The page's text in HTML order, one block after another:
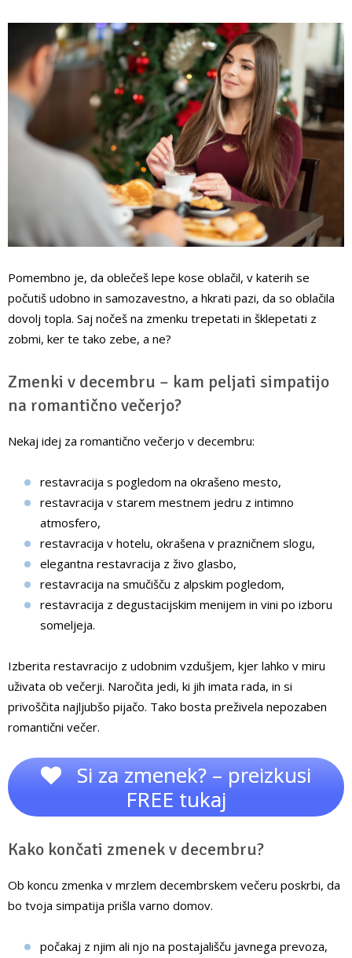
Pomembno je, da oblečeš lepe kose oblačil, v katerih se
počutiš udobno in samozavestno, a hkrati pazi, da so oblačila
dovolj topla. Saj nočeš na zmenku trepetati in šklepetati z
zobmi, ker te tako zebe, a ne?
Zmenki v decembru – kam peljati simpatijo
na romantično večerjo?
Nekaj idej za romantično večerjo v decembru:
restavracija s pogledom na okrašeno mesto,
restavracija v starem mestnem jedru z intimno
atmosfero,
restavracija v hotelu, okrašena v prazničnem slogu,
elegantna restavracija z živo glasbo,
restavracija na smučišču z alpskim pogledom,
restavracija z degustacijskim menijem in vini po izboru
someljeja.
Izberita restavracijo z udobnim vzdušjem, kjer lahko v miru
uživata ob večerji. Naročita jedi, ki jih imata rada, in si
privoščita najljubšo pijačo. Tako bosta preživela nepozaben
romantični večer.
Si za zmenek? – preizkusi
FREE tukaj
Kako končati zmenek v decembru?
Ob koncu zmenka v mrzlem decembrskem večeru poskrbi, da
bo tvoja simpatija prišla varno domov.
počakaj z njim ali njo na postajališču javnega prevoza,